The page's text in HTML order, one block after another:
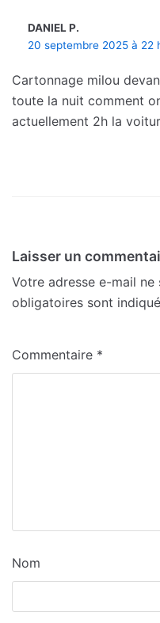
DANIEL P.
20 septembre 2025 à 22
Cartonnage milou
toute la nuit comment
actuellement 2h la
Laisser un
Votre adresse e-mail ne
obligatoires sont
Commentaire *
Nom